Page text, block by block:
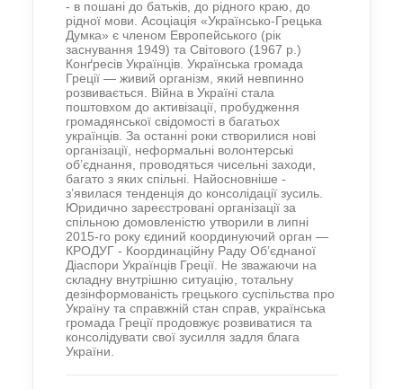
- в пошані до батьків, до рідного краю, до
рідної мови. Асоціація «Українсько-Грецька
Думка» є членом Европейського (рік
заснування 1949) та Світового (1967 р.)
Конґресів Українців. Українська громада
Греції — живий організм, який невпинно
розвивається. Війна в Україні стала
поштовхом до активізації, пробудження
громадянської свідомості в багатьох
українців. За останні роки створилися нові
організації, неформальні волонтерські
об’єднання, проводяться чисельні заходи,
багато з яких спільні. Найосновніше -
з’явилася тенденція до консолідації зусиль.
Юридично зареєстровані організації за
спільною домовленістю утворили в липні
2015-го року єдиний координуючий орган —
КРОДУГ - Координаційну Раду Об’єднаної
Діаспори Українців Греції. Не зважаючи на
складну внутрішню ситуацію, тотальну
дезінформованість грецького суспільства про
Україну та справжній стан справ , українська
громада Греції продовжує розвиватися та
консолідувати свої зусилля задля блага
України.